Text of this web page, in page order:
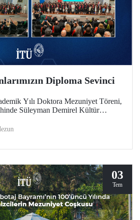
Diploma Sevinci
Yılı Doktora Mezuniyet Töreni,
Süleyman Demirel Kültür
ve “En Başarılı Doktora Tez
03
Tem